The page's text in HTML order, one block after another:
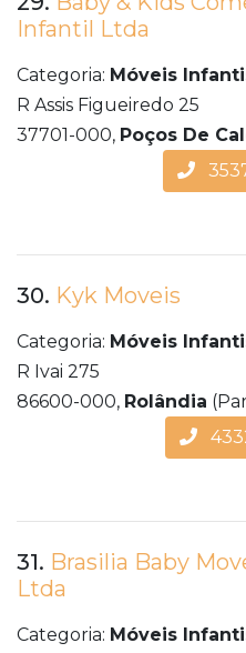
Infantil Ltda
Categoria: Móveis
R Assis Figueiredo 25
37701-000, Poços De
30. Kyk Moveis
Categoria: Móveis
R Ivai 275
86600-000, Rolândia
31. Brasilia Baby
Ltda
Categoria: Móveis